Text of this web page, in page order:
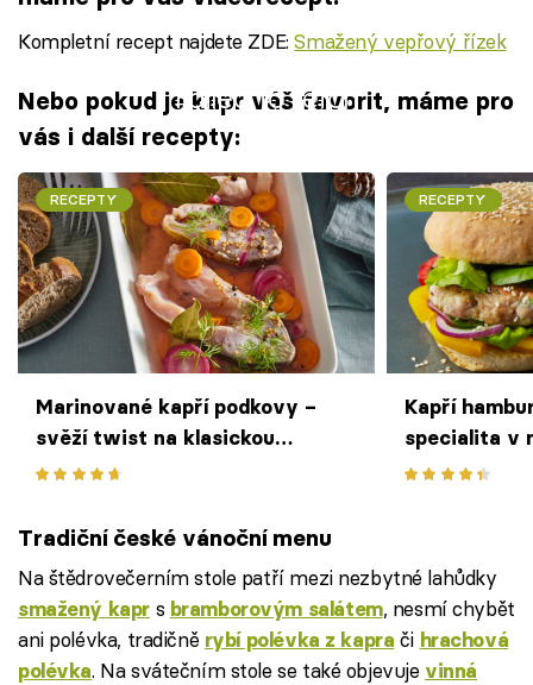
Kompletní recept najdete ZDE:Smažený vepřový řízek
Failed to fetch
Nebo pokud je kapr váš favorit, máme pro
vás i další recepty:
RECEPTY
Marinované kapří podkovy –
svěží twist na klasickou
sváteční rybu
RECEPTY
Kapří
specialita v
Tradiční české vánoční menu
Na štědrovečerním stole patří mezi nezbytné lahůdky
smažený kapr s bramborovým salátem, nesmí chybět
ani polévka, tradičně rybí polévka z kapra či hrachová
polévka. Na svátečním stole se také objevuje vinná